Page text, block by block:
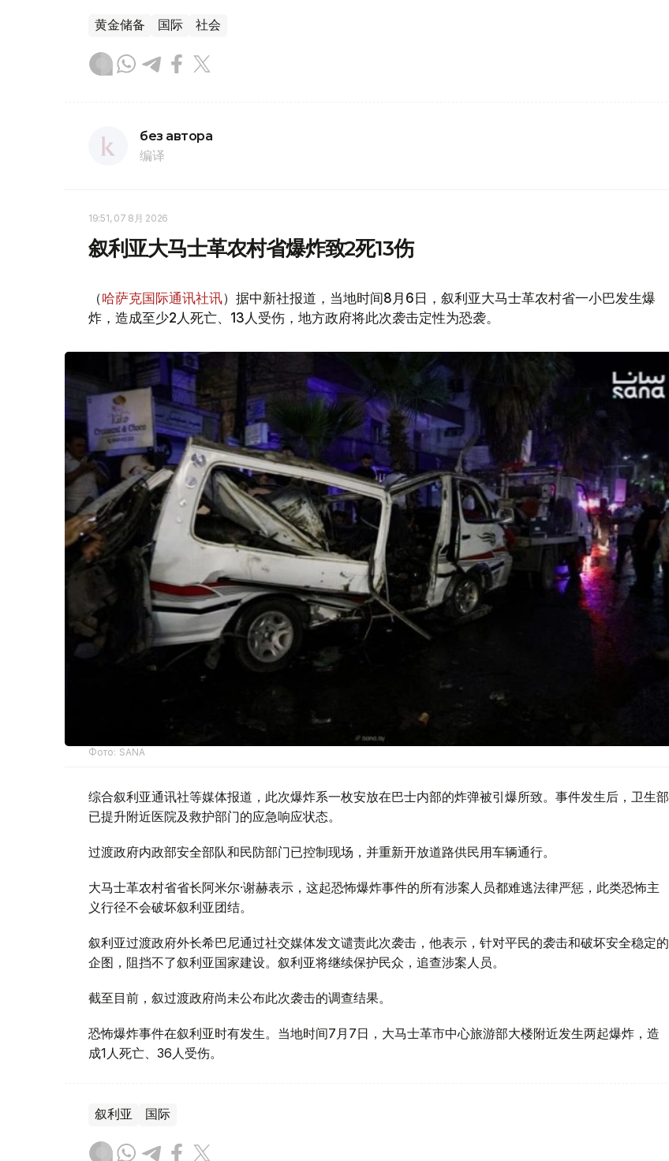
黄金储备 国际 社会
без автора
编译
19:51, 07 8月 2026
叙利亚大马士革农村省爆炸致2死13伤
（哈萨克国际通讯社讯）据中新社报道，当地时间8月6日，叙利亚大马士革农村省一小巴发生爆
炸，造成至少2人死亡、13人受伤，地方政府将此次袭击定性为恐袭。
Фото: SANA
综合叙利亚通讯社等媒体报道，此次爆炸系一枚安放在巴士内部的炸弹被引爆所致。事件发生后，卫生部
已提升附近医院及救护部门的应急响应状态。
过渡政府内政部安全部队和民防部门已控制现场，并重新开放道路供民用车辆通行。
大马士革农村省省长阿米尔·谢赫表示，这起恐怖爆炸事件的所有涉案人员都难逃法律严惩，此类恐怖主
义行径不会破坏叙利亚团结。
叙利亚过渡政府外长希巴尼通过社交媒体发文谴责此次袭击，他表示，针对平民的袭击和破坏安全稳定的
企图，阻挡不了叙利亚国家建设。叙利亚将继续保护民众，追查涉案人员。
截至目前，叙过渡政府尚未公布此次袭击的调查结果。
恐怖爆炸事件在叙利亚时有发生。当地时间7月7日，大马士革市中心旅游部大楼附近发生两起爆炸，造
成1人死亡、36人受伤。
叙利亚 国际